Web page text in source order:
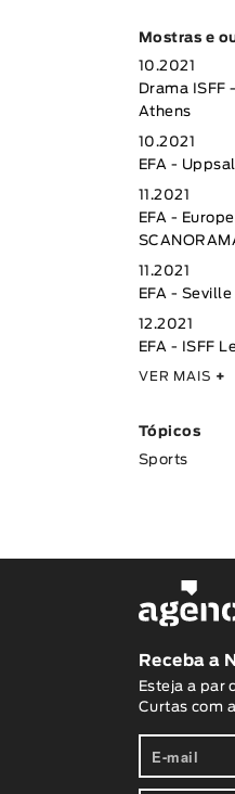
Mostras e
10.2021
Drama ISFF
Athens
10.2021
EFA -
11.2021
EFA -
11.2021
EFA -
12.2021
EFA - ISFF
VER MAIS +
Tópicos
Sports
Receba a
Esteja a par
Curtas com